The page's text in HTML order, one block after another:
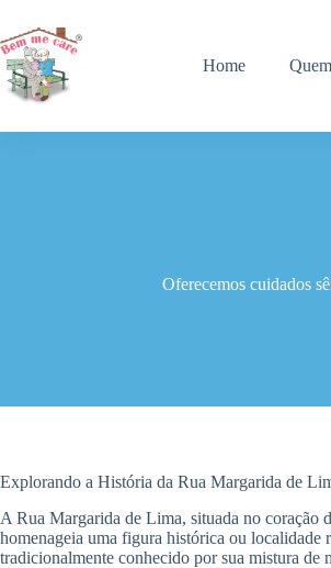
para
o
conteúdo
Home
Oferecemos cuidados
Explorando a História da Rua Margarida de
A Rua Margarida de Lima, situada no coração
homenageia uma figura histórica ou localidade
tradicionalmente conhecido por sua mistura de